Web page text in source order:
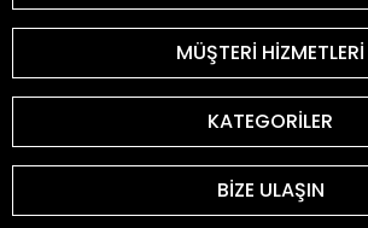
MÜŞTERİ HİZMETLERİ
KATEGORİLER
BİZE ULAŞIN